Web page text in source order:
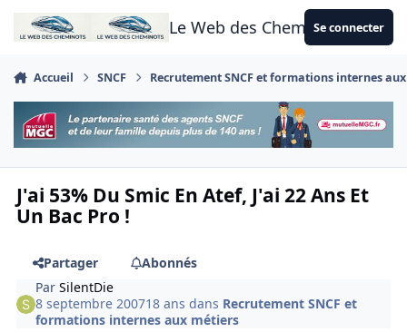
Aller au contenu
Le Web des CheminotsSe connecter
Accueil SNCF Recrutement SNCF et formations internes
J'ai 53% Du Smic En Atef, J'ai 22 Ans Et
Un Bac Pro !
Partager
Abonnés
ParSilentDie
8 septembre 200718 ans dans Recrutement SNCF et
formations internes aux métiers